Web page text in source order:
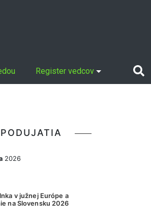
Register vedcov
2026
v južnej Európe a
na Slovensku 2026